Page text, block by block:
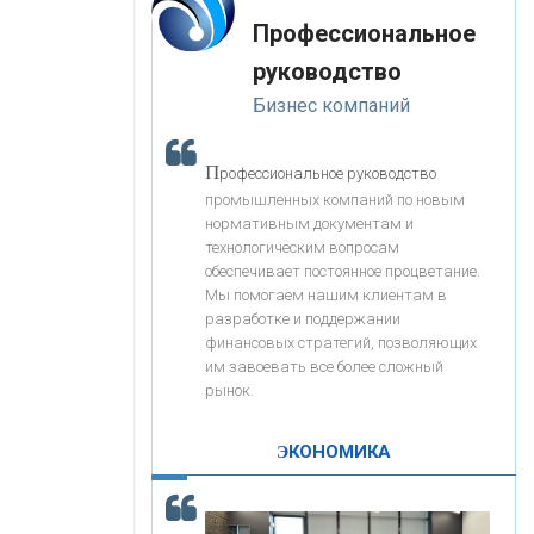
«ЗАПСИБКОМБАНК»
«РОСЕВРОБАНК»
«ПРЕСС-СЛУЖБА ВТБ24»
«АВТОГРАДБАНК»
«ПРОМРЕГИОНБАНК»
ОНАС
КОНТАКТЫ
корость - один из главных трендов в
кредитовании бизнеса - «Интервью»
-- Лучшее, что можно сделать с хорошим советом, это
пропустить его мимо ушей. Он никогда не бывает
полезен никому, кроме того, кто его дал.
-- Люблю давать советы и очень не люблю, когда их
дают мне.
Профессиональное
руководство
Бизнес компаний
Профессиональное руководство
промышленных компаний по новым
нормативным документам и
технологическим вопросам
обеспечивает постоянное процветание.
Мы помогаем нашим клиентам в
разработке и поддержании
финансовых стратегий, позволяющих
им завоевать все более сложный
рынок.
ЭКОНОМИКА